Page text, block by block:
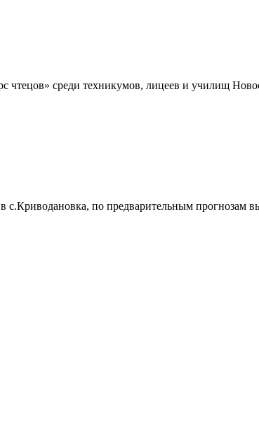
среди техникумов, лицеев и училищ
по предварительным прогнозам